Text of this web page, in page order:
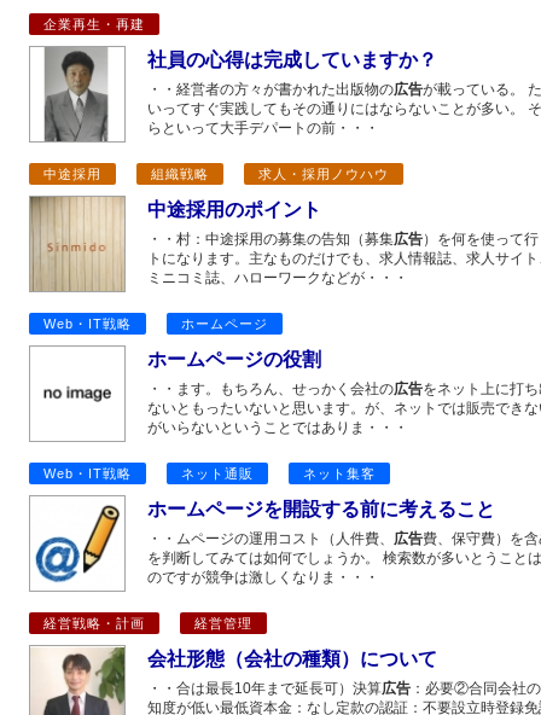
企業再生・再建
社員の心得は完成していますか？
・・経営者の方々が書かれた出版物の広告が載っている。
いってすぐ実践してもその通りにはならないことが多い。
らといって大手デパートの前・・・
中途採用 組織戦略 求人・採用ノウハウ
中途採用のポイント
・・村：中途採用の募集の告知（募集広告）を何を使って
トになります。主なものだけでも、求人情報誌、求人サイ
ミニコミ誌、ハローワークなどが・・・
Web・IT戦略 ホームページ
ホームページの役割
・・ます。もちろん、せっかく会社の広告をネット上に打
ないともったいないと思います。が、ネットでは販売でき
がいらないということではありま・・・
Web・IT戦略 ネット通販 ネット集客
ホームページを開設する前に考えること
・・ムページの運用コスト（人件費、 広告費、保守費）を
を判断してみては如何でしょうか。 検索数が多いとうこと
のですが競争は激しくなりま・・・
経営戦略・計画 経営管理
会社形態（会社の種類）について
・・合は最長10年まで延長可）決算広告 ：必要②合同会社
知度が低い最低資本金：なし定款の認証：不要設立時登録